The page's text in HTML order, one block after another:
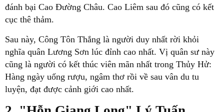
đánh bại Cao Đường Châu. Cao Liêm sau đó cũng có kết
cục thê thảm.
Sau này, Công Tôn Thắng là người duy nhất rời khỏi
nghĩa quân Lương Sơn lúc đỉnh cao nhất. Vị quân sư này
cũng là người có kết thúc viên mãn nhất trong Thủy Hử:
Hàng ngày uống rượu, ngâm thơ rồi về sau vân du tu
luyện, đạt được cảnh giới cao nhất.